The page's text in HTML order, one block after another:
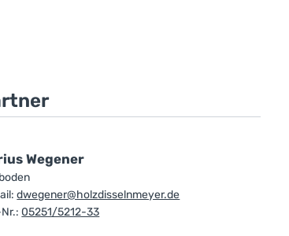
Wegener
dwegener@holzdisselnmeyer.de
05251/5212-33